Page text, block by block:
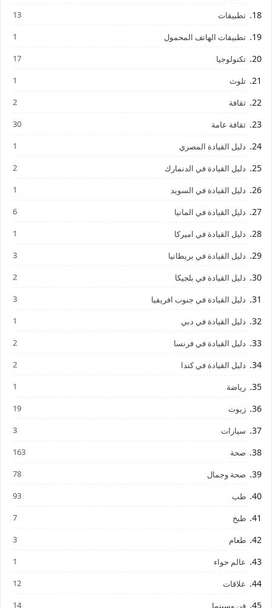
تطبيقات 13
تطبيقات الهاتف المحمول 1
تكنولوجيا 17
تلوث 1
ثقافة 2
ثقافة عامة 30
دليل القيادة المصري 1
دليل القيادة في الدنمارك 2
دليل القيادة في السويد 1
دليل القيادة في المانيا 6
دليل القيادة في اميركا 1
دليل القيادة في بريطانيا 3
دليل القيادة في بلجيكا 2
دليل القيادة في جنوب افريقيا 3
دليل القيادة في دبي 1
دليل القيادة في فرنسا 2
دليل القيادة في كندا 2
رياضة 1
زيوت 19
سيارات 3
صحة 163
صحة وجمال 78
طب 93
طبخ 7
طعام 3
عالم حواء 1
علاقات 12
فن وسينما 14